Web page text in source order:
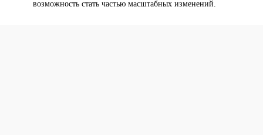
возможность стать частью масштабных изменений.